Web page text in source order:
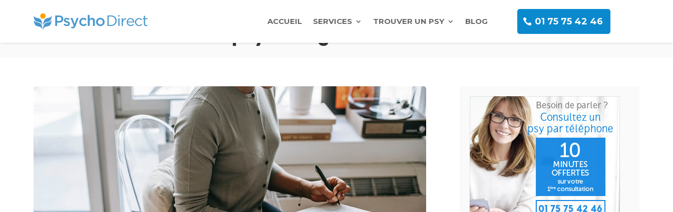
ACCUEIL SERVICES TROUVER UN PSY BLOG 01 75 75 42 46
Comment trouver un psychologue à Paris ?